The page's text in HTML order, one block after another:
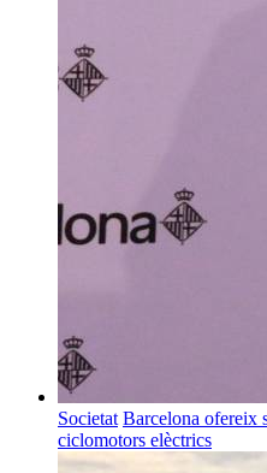
Societat Barcelona ofereix
ciclomotors elèctrics